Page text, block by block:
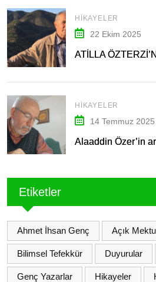
HIKAYELER
22 Ekim 2025
ATİLLA
HIKAYELER
14 Temmuz 2025
Alaaddin Özer’in
Etiketler
Ahmet İhsan Genç Açık
Bilimsel Tefekkür Duyurular
Genç Yazarlar Hikayeler